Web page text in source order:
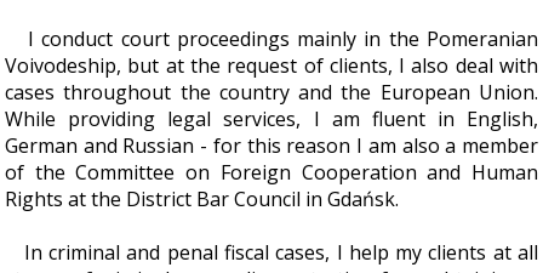
I conduct court proceedings mainly in the Pomeranian
Voivodeship, but at the request of clients, I also deal with
cases throughout the country and the European Union.
While providing legal services, I am fluent in English,
German and Russian - for this reason I am also a member
of the Committee on Foreign Cooperation and Human
Rights at the District Bar Council in Gdańsk.
In criminal and penal fiscal cases, I help my clients at all